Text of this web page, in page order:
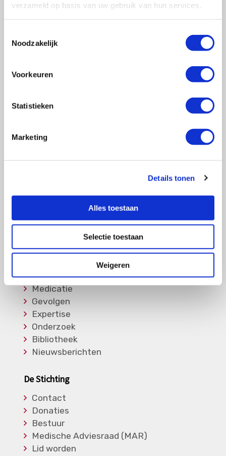
verzameld op basis van uw gebruik van hun services.
Noodzakelijk
Voorkeuren
Statistieken
Marketing
Details tonen
Alles toestaan
Selectie toestaan
Weigeren
Vragen?
of bel ons op:
Takayasu
Informatie
Soorten Vasculitis
Medicatie
Gevolgen
Expertise
Onderzoek
Bibliotheek
Nieuwsberichten
De Stichting
Contact
Donaties
Bestuur
Medische Adviesraad (MAR)
Lid worden